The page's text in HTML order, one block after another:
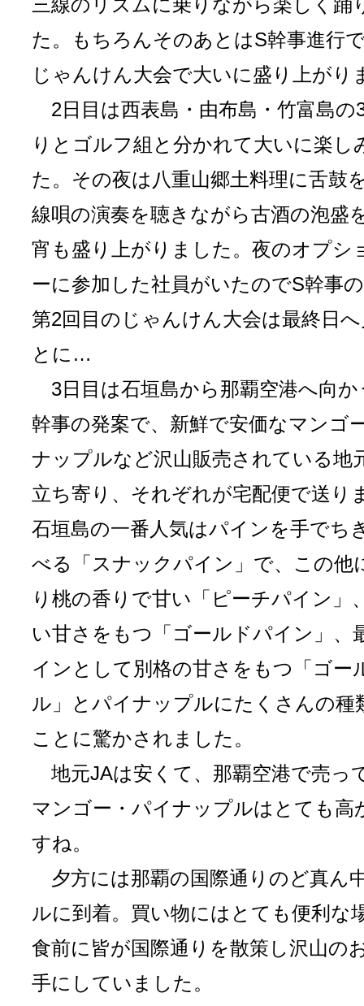
三線のリズムに乗りながら楽しく踊
た。もちろんそのあとはS幹事進行
じゃんけん大会で大いに盛り上がり
2日目は西表島・由布島・竹富島の
りとゴルフ組と分かれて大いに楽し
た。その夜は八重山郷土料理に舌鼓
線唄の演奏を聴きながら古酒の泡盛
宵も盛り上がりました。夜のオプシ
ーに参加した社員がいたのでS幹事
第2回目のじゃんけん大会は最終日
とに…
3日目は石垣島から那覇空港へ向か
幹事の発案で、新鮮で安価なマンゴ
ナップルなど沢山販売されている地
立ち寄り、それぞれが宅配便で送り
石垣島の一番人気はパインを手でち
べる「スナックパイン」で、この他
り桃の香りで甘い「ピーチパイン」
い甘さをもつ「ゴールドパイン」、
インとして別格の甘さをもつ「ゴー
ル」とパイナップルにたくさんの種
ことに驚かされました。
地元JAは安くて、那覇空港で売っ
マンゴー・パイナップルはとても高
すね。
夕方には那覇の国際通りのど真ん
ルに到着。買い物にはとても便利な
食前に皆が国際通りを散策し沢山の
手にしていました。